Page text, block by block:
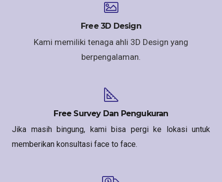
Free 3D Design
Kami memiliki tenaga ahli 3D Design yang
berpengalaman.
Free Survey Dan Pengukuran
Jika masih bingung, kami bisa pergi ke lokasi untuk
memberikan konsultasi face to face.